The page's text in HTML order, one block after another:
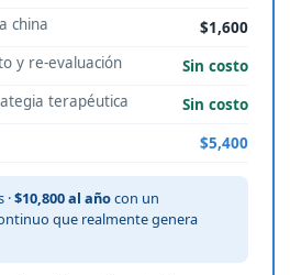
china
$1,600
y re-evaluación
Sin costo
terapéutica
Sin costo
$5,400
·$10,800 al añocon un
que realmente genera